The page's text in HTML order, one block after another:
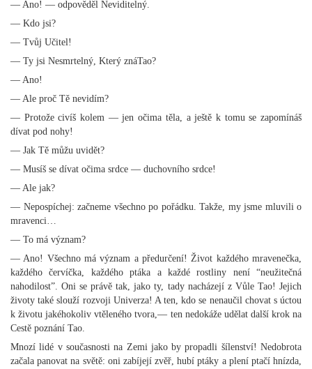
— Ano! — odpověděl Neviditelný.
— Kdo jsi?
— Tvůj Učitel!
— Ty jsi Nesmrtelný, Který znáTao?
— Ano!
— Ale proč Tě nevidím?
— Protože civíš kolem — jen očima těla, a ještě k tomu se zapomínáš
dívat pod nohy!
— Jak Tě můžu uvidět?
— Musíš se dívat očima srdce — duchovního srdce!
— Ale jak?
— Nepospíchej: začneme všechno po pořádku. Takže, my jsme mluvili o
mravenci…
— To má význam?
— Ano! Všechno má význam a předurčení! Život každého mravenečka,
každého červíčka, každého ptáka a každé rostliny není “neužitečná
nahodilost”. Oni se právě tak, jako ty, tady nacházejí z Vůle Tao! Jejich
životy také slouží rozvoji Univerza! A ten, kdo se nenaučil chovat s úctou
k životu jakéhokoliv vtěleného tvora,— ten nedokáže udělat další krok na
Cestě poznání Tao.
Mnozí lidé v současnosti na Zemi jako by propadli šílenství! Nedobrota
začala panovat na světě: oni zabíjejí zvěř, hubí ptáky a plení ptačí hnízda,